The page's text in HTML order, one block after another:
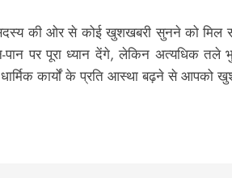
की ओर से कोई खुशखबरी सुनने को मिल
पर पूरा ध्यान देंगे, लेकिन अत्यधिक
कार्यों के प्रति आस्था बढ़ने से आपको खुशी